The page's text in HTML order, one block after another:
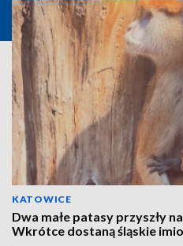
KATOWICE
Dwa małe patasy przyszły
Wkrótce dostaną śląskie